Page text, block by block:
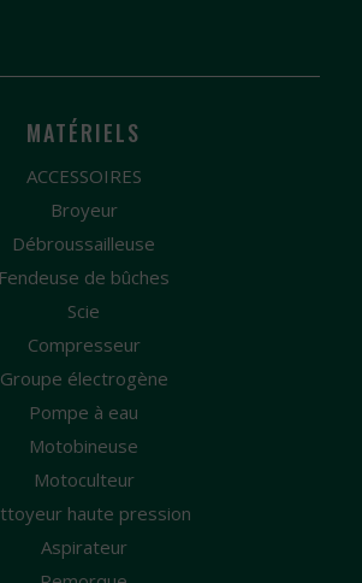
MATÉRIELS
ACCESSOIRES
Broyeur
Débroussailleuse
Fendeuse de bûches
Scie
Compresseur
Groupe électrogène
Pompe à eau
Motobineuse
Motoculteur
haute pression
Aspirateur